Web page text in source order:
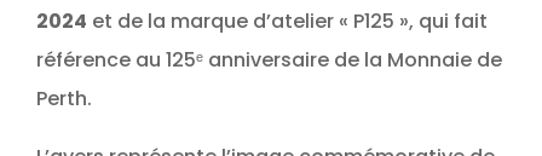
2024 et de la marque d’atelier « P125 », qui fait
référence au 125ᵉ anniversaire de la Monnaie de
Perth.